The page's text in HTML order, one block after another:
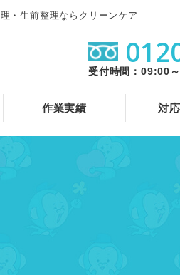
・生前整理ならクリーンケア
受付時間：09:00
作業実績 対